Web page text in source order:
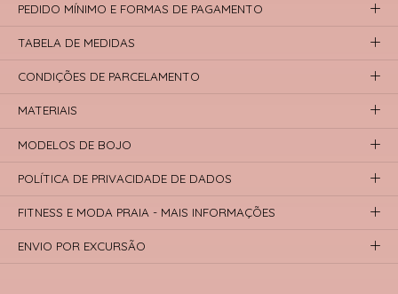
PEDIDO MÍNIMO E FORMAS DE PAGAMENTO
TABELA DE MEDIDAS
CONDIÇÕES DE PARCELAMENTO
MATERIAIS
MODELOS DE BOJO
POLÍTICA DE PRIVACIDADE DE DADOS
FITNESS E MODA PRAIA - MAIS INFORMAÇÕES
ENVIO POR EXCURSÃO